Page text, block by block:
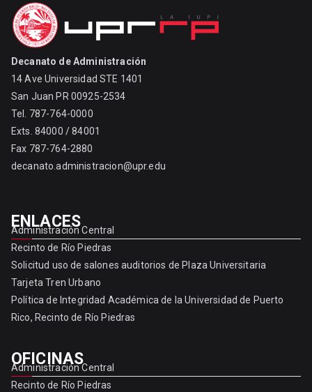
Decanato de Administración
14 Ave Universidad STE 1401
San Juan PR 00925-2534
Tel. 787-764-0000
Exts. 84000 / 84001
Fax 787-764-2880
decanato.administracion@upr.edu
ENLACES
Administración Central
Recinto de Río Piedras
Solicitud uso de salones auditorios de Plaza Universitaria
Tarjeta Tren Urbano
Política de Integridad Académica de la Universidad de Puerto
Rico, Recinto de Río Piedras
OFICINAS
Administración Central
Recinto de Río Piedras